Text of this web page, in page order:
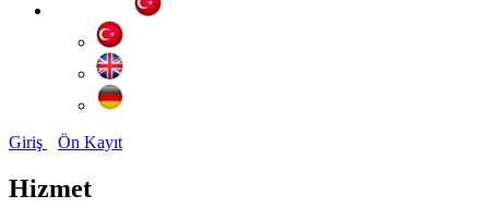
Giriş Ön Kayıt
Hizmet